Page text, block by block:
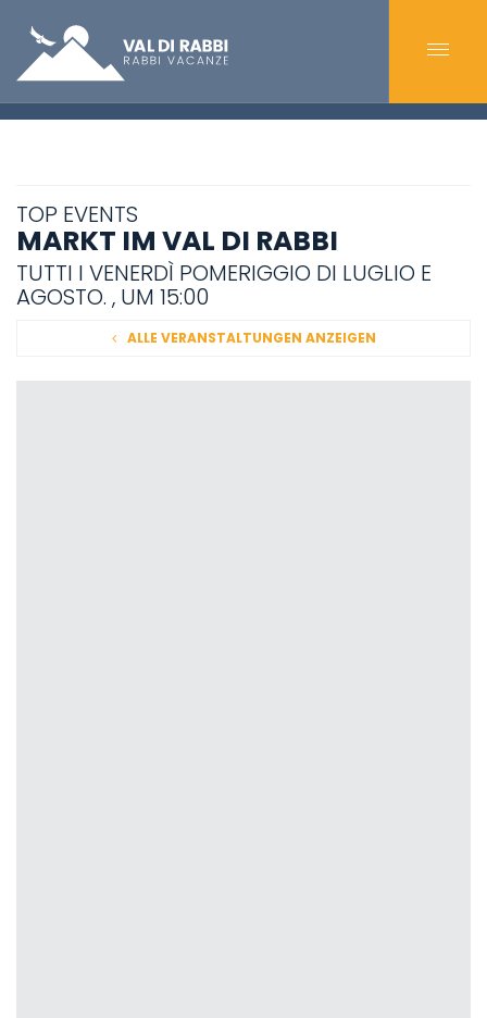
TOP EVENTS
MARKT IM VAL DI RABBI
TUTTI I VENERDÌ POMERIGGIO DI LUGLIO E
AGOSTO. , UM 15:00
ALLE VERANSTALTUNGEN ANZEIGEN